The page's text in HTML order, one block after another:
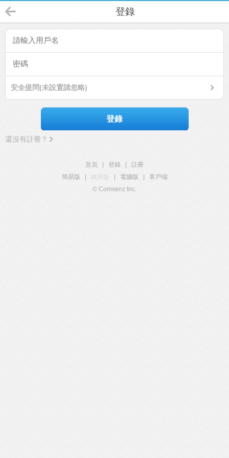
登錄
安全提問(未設置請忽略)
登錄
還沒有註冊？
首頁 登錄
註冊
簡易版
觸屏版 電腦版
客戶端
© Comsenz Inc.